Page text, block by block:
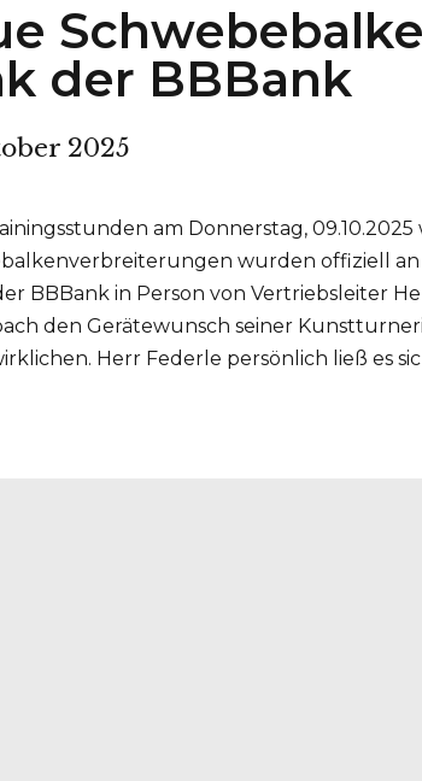
der BBBank
2025
am Donnerstag,
wurden offiziell
BBBank in Person von Vertriebsleiter
den Gerätewunsch seiner
Herr Federle persönlich ließ es